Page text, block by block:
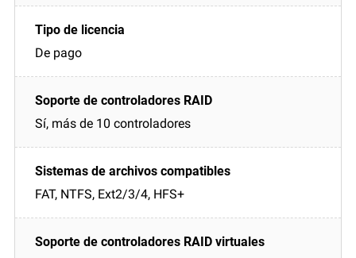
De pago
Sí, más de 10 controladores
FAT, NTFS, Ext2/3/4, HFS+